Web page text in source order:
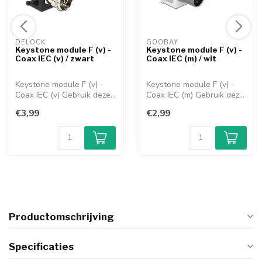
DELOCK
Keystone module F (v) -
Coax IEC (v) / zwart
Keystone module F (v) -
Coax IEC (v) Gebruik deze
€3,99
GOOBAY
Keystone module F (v) -
Coax IEC (m) / wit
Keystone module F (v) -
Coax IEC (m) Gebruik deze
€2,99
Productomschrijving
Specificaties